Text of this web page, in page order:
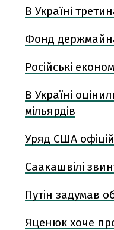
В Україні
Фонд
Російські
В Україні
мільярдів
Уряд США
Саакашвілі
Путін задумав
Яценюк хоче